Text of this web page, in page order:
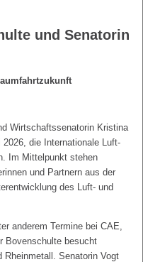
und Senatorin
Wirtschaftssenatorin Kristina
die Internationale Luft-
Im Mittelpunkt stehen
und Partnern aus der
des Luft- und
anderem Termine bei CAE,
Bovenschulte besucht
Rheinmetall. Senatorin Vogt